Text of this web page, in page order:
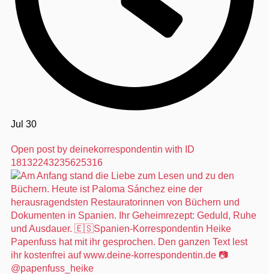
Jul 30
Open post by deinekorrespondentin with ID
18132243235625316